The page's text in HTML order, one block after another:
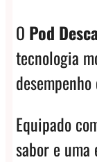
O Pod
tecnologia
Equipado
sabor e